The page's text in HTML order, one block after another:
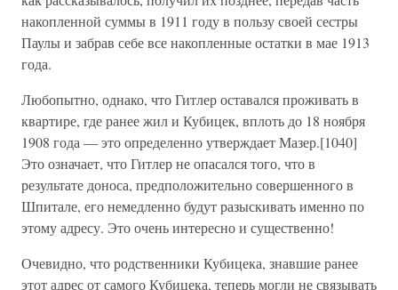
накопленной суммы в 1911 году в пользу своей сестры
Паулы и забрав себе все накопленные остатки в мае 1913
года.
Любопытно, однако, что Гитлер оставался проживать в
квартире, где ранее жил и Кубицек, вплоть до 18 ноября
1908 года — это определенно утверждает Мазер.[1040]
Это означает, что Гитлер не опасался того, что в
результате доноса, предположительно совершенного в
Шпитале, его немедленно будут разыскивать именно по
этому адресу. Это очень интересно и существенно!
Очевидно, что родственники Кубицека, знавшие ранее
этот адрес от самого Кубицека, теперь могли не связывать